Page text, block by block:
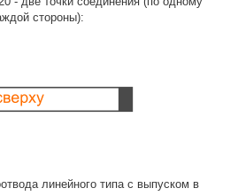
стороны):
линейного типа с выпуском в